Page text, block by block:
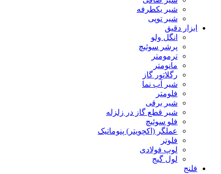
شیر یکطرفه
شیر توپی
ابزار دقیق
انگل ولو
پرشر سوئیچ
ترمومتر
مانومتر
رگلاتور گاز
شیر آب نما
فلومتر
شیر برقی
شیر قطع گاز در زلزله
فلو سوئیچ
عملگر (اکچویتر) پنوماتیک
فلوتر
لوپ فولادی
لول گیج
فلنج